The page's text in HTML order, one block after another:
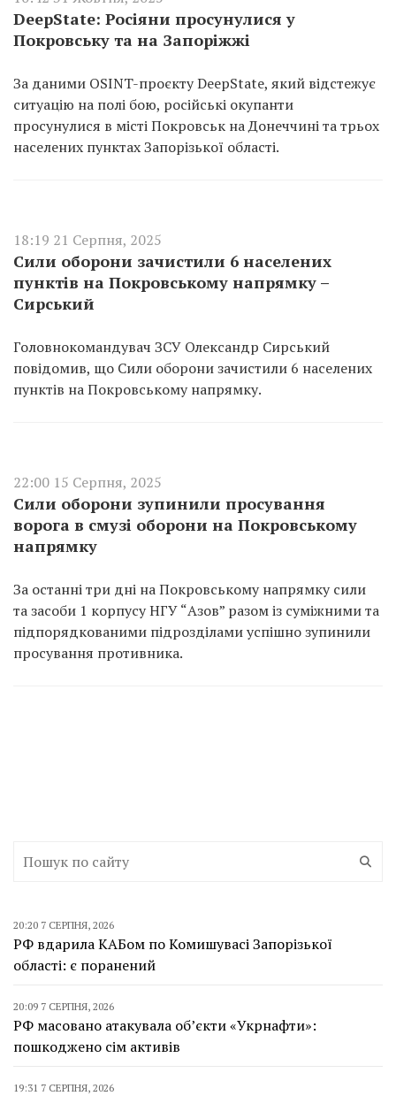
DeepState: Росіяни просунулися у
Покровську та на Запоріжжі
За даними OSINT-проєкту DeepState, який відстежує
ситуацію на полі бою, російські окупанти
просунулися в місті Покровськ на Донеччині та трьох
населених пунктах Запорізької області.
18:19 21 Серпня, 2025
Сили оборони зачистили 6 населених
пунктів на Покровському напрямку –
Сирський
Головнокомандувач ЗСУ Олександр Сирський
повідомив, що Сили оборони зачистили 6 населених
пунктів на Покровському напрямку.
22:00 15 Серпня, 2025
Сили оборони зупинили просування
ворога в смузі оборони на Покровському
напрямку
За останні три дні на Покровському напрямку сили
та засоби 1 корпусу НГУ “Азов” разом із суміжними та
підпорядкованими підрозділами успішно зупинили
просування противника.
20:20 7 СЕРПНЯ, 2026
РФ вдарила КАБом по Комишувасі Запорізької
області: є поранений
20:09 7 СЕРПНЯ, 2026
РФ масовано атакувала об’єкти «Укрнафти»:
пошкоджено сім активів
19:31 7 СЕРПНЯ, 2026